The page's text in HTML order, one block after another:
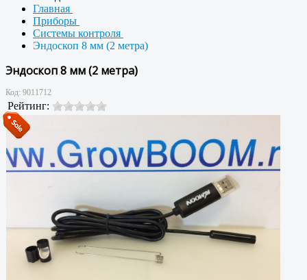
Главная
Приборы
Системы контроля
Эндоскоп 8 мм (2 метра)
Эндоскоп 8 мм (2 метра)
Код: 9011712
Рейтинг: